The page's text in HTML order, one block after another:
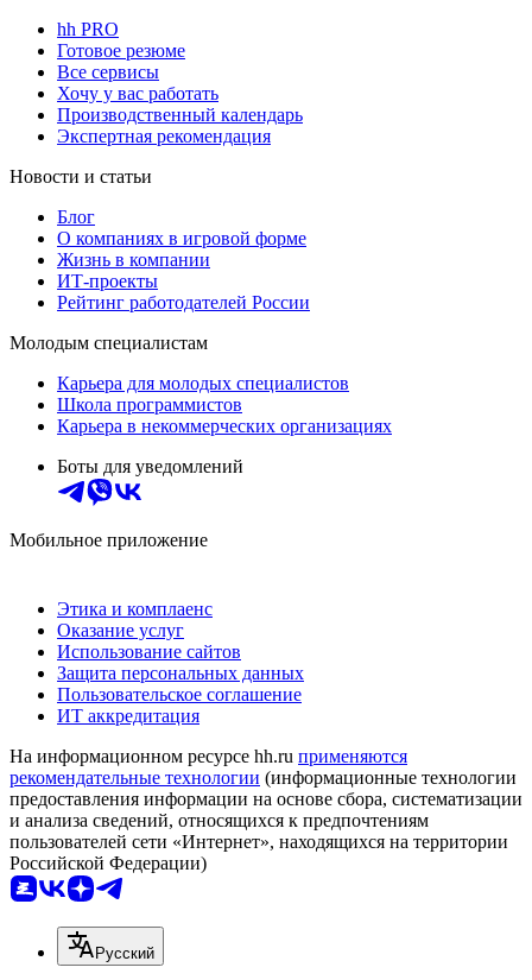
hh PRO
Готовое резюме
Все сервисы
Хочу у вас работать
Производственный календарь
Экспертная рекомендация
Новости и статьи
Блог
О компаниях в игровой форме
Жизнь в компании
ИТ-проекты
Рейтинг работодателей России
Молодым специалистам
Карьера для молодых специалистов
Школа программистов
Карьера в некоммерческих организациях
Боты для уведомлений
Мобильное приложение
Этика и комплаенс
Оказание услуг
Использование сайтов
Защита персональных данных
Пользовательское соглашение
ИТ аккредитация
На информационном ресурсе hh.ru применяются
рекомендательные технологии (информационные технологии
предоставления информации на основе сбора, систематизации
и анализа сведений, относящихся к предпочтениям
пользователей сети «Интернет», находящихся на территории
Российской Федерации)
Русский